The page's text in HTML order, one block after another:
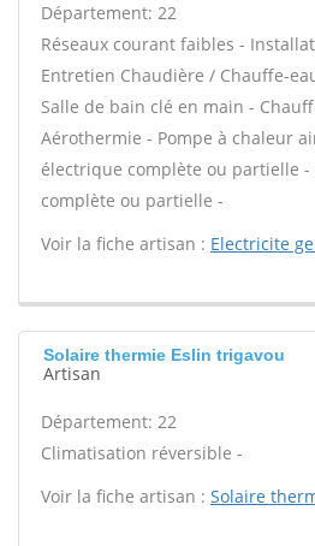
Département: 22
Réseaux courant faibles -
Entretien Chaudière / Chauffe-
Salle de bain clé en main -
Aérothermie - Pompe à chaleur
électrique complète ou partielle
complète ou partielle -
Voir la fiche artisan : Electricite
Solaire thermie Eslin trigavou
Artisan
Département: 22
Climatisation réversible -
Voir la fiche artisan : Solaire